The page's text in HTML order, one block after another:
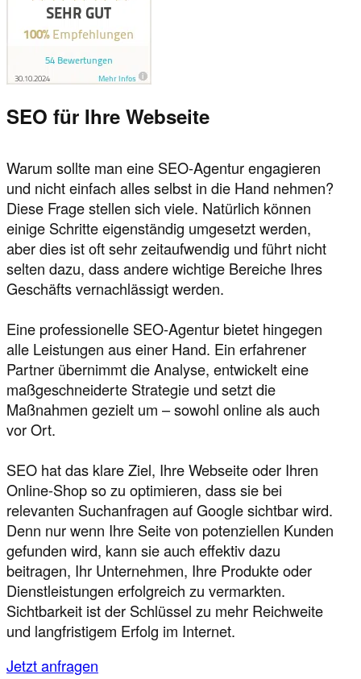
SEO für Ihre Webseite
Warum sollte man eine SEO-Agentur engagieren
und nicht einfach alles selbst in die Hand nehmen?
Diese Frage stellen sich viele. Natürlich können
einige Schritte eigenständig umgesetzt werden,
aber dies ist oft sehr zeitaufwendig und führt nicht
selten dazu, dass andere wichtige Bereiche Ihres
Geschäfts vernachlässigt werden.
Eine professionelle SEO-Agentur bietet hingegen
alle Leistungen aus einer Hand. Ein erfahrener
Partner übernimmt die Analyse, entwickelt eine
maßgeschneiderte Strategie und setzt die
Maßnahmen gezielt um – sowohl online als auch
vor Ort.
SEO hat das klare Ziel, Ihre Webseite oder Ihren
Online-Shop so zu optimieren, dass sie bei
relevanten Suchanfragen auf Google sichtbar wird.
Denn nur wenn Ihre Seite von potenziellen Kunden
gefunden wird, kann sie auch effektiv dazu
beitragen, Ihr Unternehmen, Ihre Produkte oder
Dienstleistungen erfolgreich zu vermarkten.
Sichtbarkeit ist der Schlüssel zu mehr Reichweite
und langfristigem Erfolg im Internet.
Jetzt anfragen